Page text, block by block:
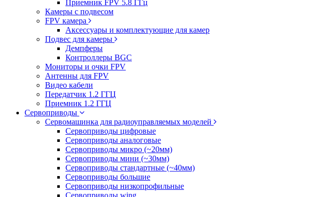
Приемник FPV 5.8 ГГц
Камеры с подвесом
FPV камера
Аксессуары и комплектующие для камер
Подвес для камеры
Демпферы
Контроллеры BGC
Мониторы и очки FPV
Антенны для FPV
Видео кабели
Передатчик 1.2 ГГЦ
Приемник 1.2 ГГЦ
Сервоприводы
Сервомашинка для радиоуправляемых моделей
Сервоприводы цифровые
Сервоприводы аналоговые
Сервоприводы микро (~20мм)
Сервоприводы мини (~30мм)
Сервоприводы стандартные (~40мм)
Сервоприводы большие
Сервоприводы низкопрофильные
Сервоприводы wing